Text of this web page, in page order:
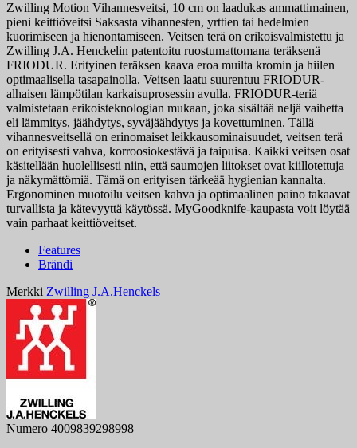
Zwilling Motion Vihannesveitsi, 10 cm on laadukas ammattimainen,
pieni keittiöveitsi Saksasta vihannesten, yrttien tai hedelmien
kuorimiseen ja hienontamiseen. Veitsen terä on erikoisvalmistettu ja
Zwilling J.A. Henckelin patentoitu ruostumattomana teräksenä
FRIODUR. Erityinen teräksen kaava eroa muilta kromin ja hiilen
optimaalisella tasapainolla. Veitsen laatu suurentuu FRIODUR-
alhaisen lämpötilan karkaisuprosessin avulla. FRIODUR-teriä
valmistetaan erikoisteknologian mukaan, joka sisältää neljä vaihetta
eli lämmitys, jäähdytys, syväjäähdytys ja kovettuminen. Tällä
vihannesveitsellä on erinomaiset leikkausominaisuudet, veitsen terä
on erityisesti vahva, korroosiokestävä ja taipuisa. Kaikki veitsen osat
käsitellään huolellisesti niin, että saumojen liitokset ovat kiillotettuja
ja näkymättömiä. Tämä on erityisen tärkeää hygienian kannalta.
Ergonominen muotoilu veitsen kahva ja optimaalinen paino takaavat
turvallista ja kätevyyttä käytössä. MyGoodknife-kaupasta voit löytää
vain parhaat keittiöveitset.
Features
Brändi
Merkki Zwilling J.A.Henckels
Numero 4009839298998